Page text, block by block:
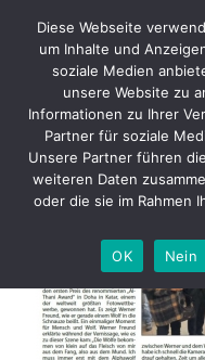
content
2013 03 27
–
u Wölfe
Diese Webseite
um Inhalte und
soziale Medien
unsere Website zu
Informationen zu Ihrer
Partner für soziale
Unsere Partner führen
weiteren Daten
oder die sie im Rahmen
OK
Nein